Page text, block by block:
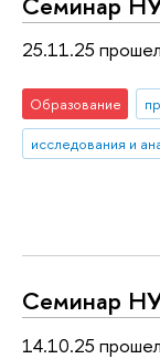
25.11.25
Образование
исследования и
Семинар
14.10.25